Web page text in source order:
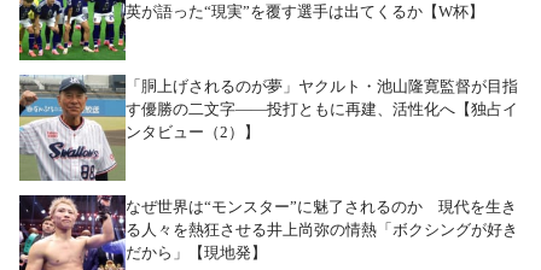
英が語った“現実”を覆す選手は出てくるか【W杯】
「胴上げされるのが夢」ヤクルト・池山隆寛監督が目指
す優勝の二文字――投打ともに再建、活性化へ【独占イ
ンタビュー（2）】
なぜ世界は“モンスター”に魅了されるのか 現代を生き
る人々を熱狂させる井上尚弥の情熱「ボクシングが好き
だから」【現地発】